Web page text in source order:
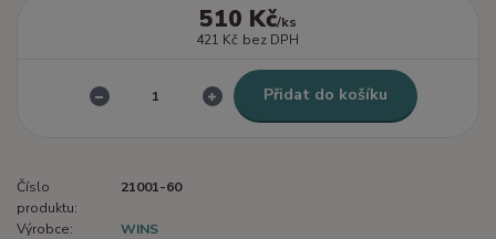
510 Kč/ks
421 Kč bez DPH
Přidat do košíku
Číslo
produktu:
21001-60
Výrobce:
WINS